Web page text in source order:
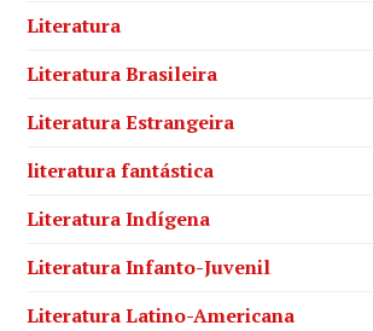
Literatura
Literatura Brasileira
Literatura Estrangeira
literatura fantástica
Literatura Indígena
Literatura Infanto-Juvenil
Literatura Latino-Americana